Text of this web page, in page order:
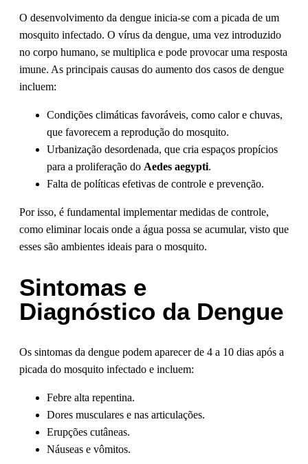
O desenvolvimento da dengue inicia-se com a picada de um
mosquito infectado. O vírus da dengue, uma vez introduzido
no corpo humano, se multiplica e pode provocar uma resposta
imune. As principais causas do aumento dos casos de dengue
incluem:
Condições climáticas favoráveis, como calor e chuvas,
que favorecem a reprodução do mosquito.
Urbanização desordenada, que cria espaços propícios
para a proliferação do Aedes aegypti.
Falta de políticas efetivas de controle e prevenção.
Por isso, é fundamental implementar medidas de controle,
como eliminar locais onde a água possa se acumular, visto que
esses são ambientes ideais para o mosquito.
Sintomas e
Diagnóstico da Dengue
Os sintomas da dengue podem aparecer de 4 a 10 dias após a
picada do mosquito infectado e incluem:
Febre alta repentina.
Dores musculares e nas articulações.
Erupções cutâneas.
Náuseas e vômitos.